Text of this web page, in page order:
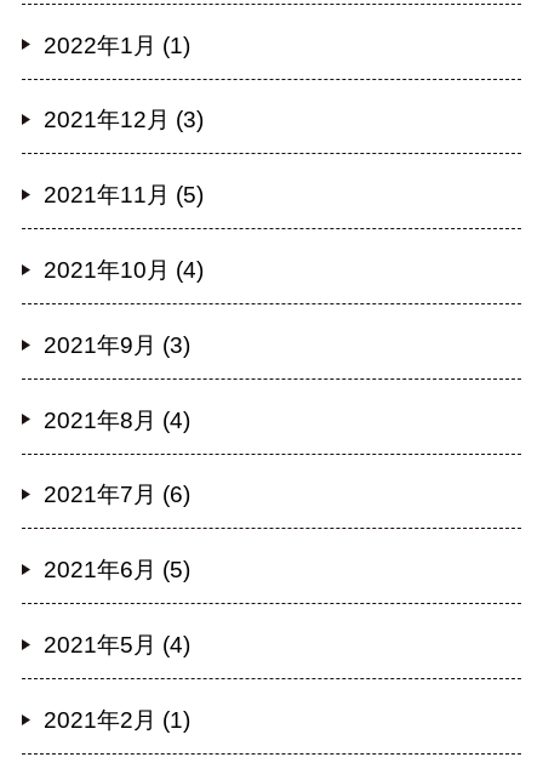
2022年1月 (1)
2021年12月 (3)
2021年11月 (5)
2021年10月 (4)
2021年9月 (3)
2021年8月 (4)
2021年7月 (6)
2021年6月 (5)
2021年5月 (4)
2021年2月 (1)